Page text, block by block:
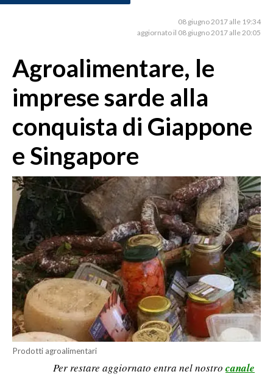
MEDIO CAMPIDANO
ORISTANO E PROVINCIA
SASSARI E PROVINCIA
NUORO E PROVINCIA
OGLIASTRA
AGENDA
CRONACA
ITALIA
MONDO
POLITICA
ECONOMIA
SERVIZI ALLE IMPRESE
LAVORO
08 giugno 2017 alle 19:34
aggiornato il 08 giugno 2017 alle 20:05
Agroalimentare, le
imprese sarde alla
conquista di Giappone
e Singapore
Prodotti agroalimentari
Per restare aggiornato entra nel nostro canale